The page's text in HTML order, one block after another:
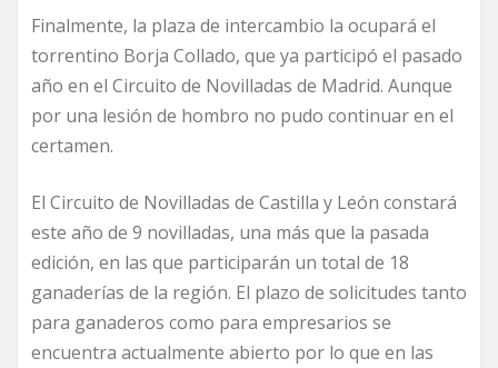
Finalmente, la plaza de intercambio la ocupará el
torrentino Borja Collado, que ya participó el pasado
año en el Circuito de Novilladas de Madrid. Aunque
por una lesión de hombro no pudo continuar en el
certamen.
El Circuito de Novilladas de Castilla y León constará
este año de 9 novilladas, una más que la pasada
edición, en las que participarán un total de 18
ganaderías de la región. El plazo de solicitudes tanto
para ganaderos como para empresarios se
encuentra actualmente abierto por lo que en las